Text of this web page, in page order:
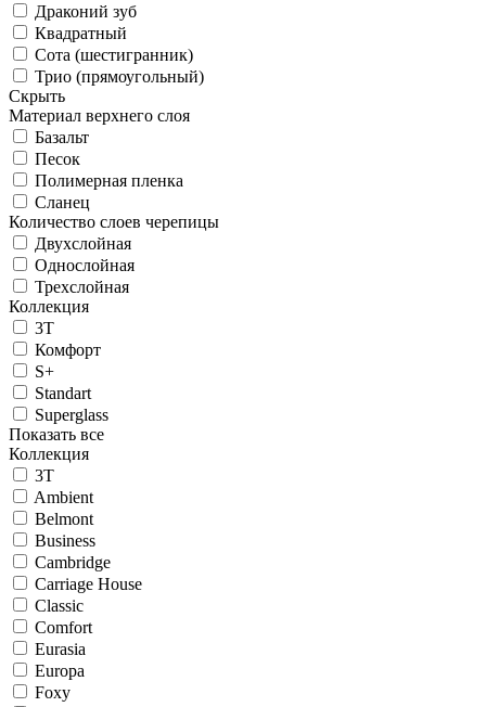
Драконий зуб
Квадратный
Сота (шестигранник)
Трио (прямоугольный)
Скрыть
Материал верхнего слоя
Базальт
Песок
Полимерная пленка
Сланец
Количество слоев черепицы
Двухслойная
Однослойная
Трехслойная
Коллекция
3T
Комфорт
S+
Standart
Superglass
Показать все
Коллекция
3T
Ambient
Belmont
Business
Cambridge
Carriage House
Classic
Comfort
Eurasia
Europa
Foxy